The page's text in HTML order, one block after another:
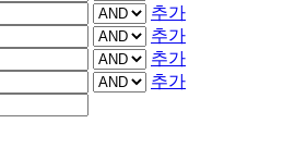
추가
추가
추가
추가